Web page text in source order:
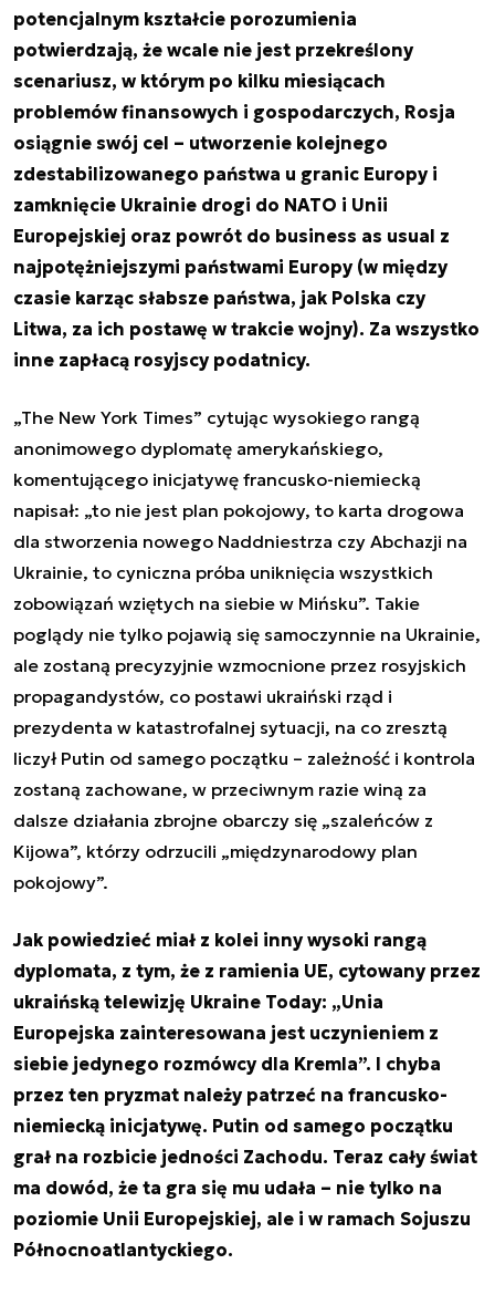
potencjalnym kształcie porozumienia
potwierdzają, że wcale nie jest przekreślony
scenariusz, w którym po kilku miesiącach
problemów finansowych i gospodarczych, Rosja
osiągnie swój cel – utworzenie kolejnego
zdestabilizowanego państwa u granic Europy i
zamknięcie Ukrainie drogi do NATO i Unii
Europejskiej oraz powrót do business as usual z
najpotężniejszymi państwami Europy (w między
czasie karząc słabsze państwa, jak Polska czy
Litwa, za ich postawę w trakcie wojny). Za wszystko
inne zapłacą rosyjscy podatnicy.
„The New York Times” cytując wysokiego rangą
anonimowego dyplomatę amerykańskiego,
komentującego inicjatywę francusko-niemiecką
napisał: „to nie jest plan pokojowy, to karta drogowa
dla stworzenia nowego Naddniestrza czy Abchazji na
Ukrainie, to cyniczna próba uniknięcia wszystkich
zobowiązań wziętych na siebie w Mińsku”. Takie
poglądy nie tylko pojawią się samoczynnie na Ukrainie,
ale zostaną precyzyjnie wzmocnione przez rosyjskich
propagandystów, co postawi ukraiński rząd i
prezydenta w katastrofalnej sytuacji, na co zresztą
liczył Putin od samego początku – zależność i kontrola
zostaną zachowane, w przeciwnym razie winą za
dalsze działania zbrojne obarczy się „szaleńców z
Kijowa”, którzy odrzucili „międzynarodowy plan
pokojowy”.
Jak powiedzieć miał z kolei inny wysoki rangą
dyplomata, z tym, że z ramienia UE, cytowany przez
ukraińską telewizję Ukraine Today: „Unia
Europejska zainteresowana jest uczynieniem z
siebie jedynego rozmówcy dla Kremla”. I chyba
przez ten pryzmat należy patrzeć na francusko-
niemiecką inicjatywę. Putin od samego początku
grał na rozbicie jedności Zachodu. Teraz cały świat
ma dowód, że ta gra się mu udała – nie tylko na
poziomie Unii Europejskiej, ale i w ramach Sojuszu
Północnoatlantyckiego.